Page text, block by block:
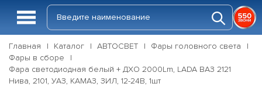
Главная Каталог АВТОСВЕТ
Фары головного света
Фары в сборе
Фара светодиодная белый + ДХО 2000Lm, LADA ВАЗ 2121
Нива, 2101, УАЗ, КАМАЗ, ЗИЛ, 12-24В, 1шт